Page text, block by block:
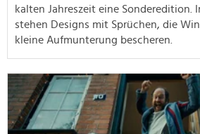
kalten Jahreszeit eine
stehen Designs mit Sprüchen, die
kleine Aufmunterung bescheren.